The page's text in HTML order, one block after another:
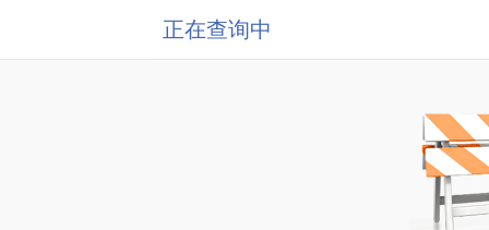
正在查询中